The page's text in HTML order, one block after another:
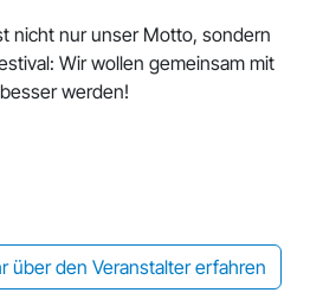
nicht nur unser Motto, sondern
Wir wollen gemeinsam mit
werden!
über den Veranstalter erfahren